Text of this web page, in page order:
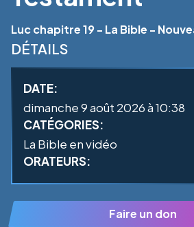
Luc chapitre 19 - La Bible -
DÉTAILS
DATE:
dimanche 9 août 2026 à 10:38
CATÉGORIES:
La Bible en vidéo
ORATEURS:
Faire un don